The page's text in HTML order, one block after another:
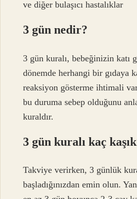
ve diğer bulaşıcı hastalıklar
3 gün nedir?
3 gün kuralı, bebeğinizin katı
dönemde herhangi bir gıdaya
reaksiyon gösterme ihtimali
bu duruma sebep olduğunu
kuraldır.
3 gün kuralı kaç
Takviye verirken, 3 günlük
başladığınızdan emin olun.